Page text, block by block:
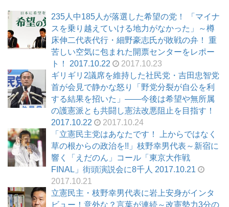
235人中185人が落選した希望の党！ 「マイナ
スを乗り越えていける地力がなかった」～樽
床伸二代表代行・細野豪志氏が敗戦の弁！ 重
苦しい空気に包まれた開票センターをレポー
ト！ 2017.10.22
2017.10.23
ギリギリ2議席を維持した社民党・吉田忠智党
首が会見で静かな怒り「野党分裂が自公を利
する結果を招いた」――今後は希望や無所属
の護憲派とも共闘し憲法改悪阻止を目指す！
2017.10.22
2017.10.24
「立憲民主党はあなたです！ 上からではなく
草の根からの政治を!!」枝野幸男代表～新宿に
響く「えだのん」コール「東京大作戦
FINAL」街頭演説会に8千人 2017.10.21
2017.10.21
立憲民主・枝野幸男代表に岩上安身がインタ
ビュー！意外な？言葉が連続～改憲勢力3分の